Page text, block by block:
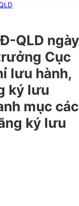
QLD ngày
Cục
lưu hành,
ký lưu
mục các
ký lưu